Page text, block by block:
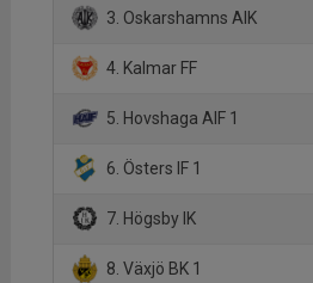
3. Oskarshamns AIK
4. Kalmar FF
5. Hovshaga AIF 1
6. Östers IF 1
7. Högsby IK
8. Växjö BK 1